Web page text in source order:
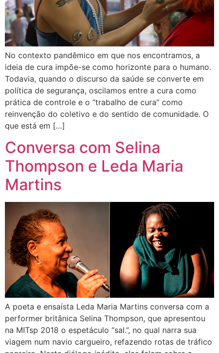
No contexto pandêmico em que nos encontramos, a
ideia de cura impõe-se como horizonte para o humano.
Todavia, quando o discurso da saúde se converte em
política de segurança, oscilamos entre a cura como
prática de controle e o “trabalho de cura” como
reinvenção do coletivo e do sentido de comunidade. O
que está em […]
Conversa com Selina
Thompson e Leda Maria
Martins
A poeta e ensaísta Leda Maria Martins conversa com a
performer britânica Selina Thompson, que apresentou
na MITsp 2018 o espetáculo “sal.”, no qual narra sua
viagem num navio cargueiro, refazendo rotas de tráfico